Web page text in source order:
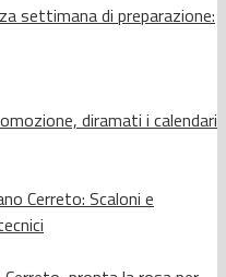
settimana di preparazione:
diramati i calendari
Cerreto: Scaloni e